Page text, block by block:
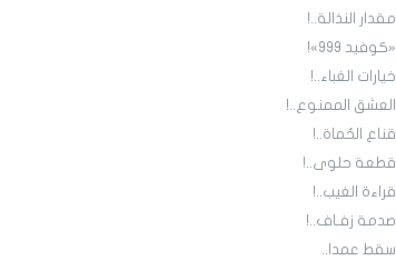
مقدار النذالة..!
«كوفيد 999»!
خيارات الغباء..!
العشق الممنوع..!
قناع الحُماة..!
قطعة حلوى..!
قراءة الغيب..!
صدمة زفـاف..!
سقط عمدا..